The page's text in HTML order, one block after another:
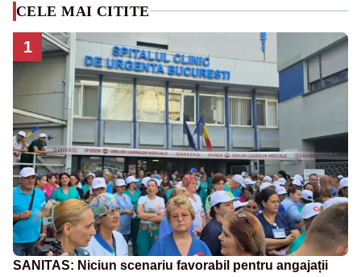
CELE MAI CITITE
1
SANITAS: Niciun scenariu favorabil pentru angajații